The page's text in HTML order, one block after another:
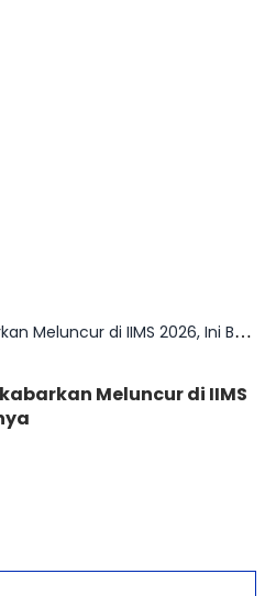
Honda CR-V Terbaru Dikabarkan Meluncur di IIMS 2026, Ini Bocoran Awalnya
Meluncur di IIMS